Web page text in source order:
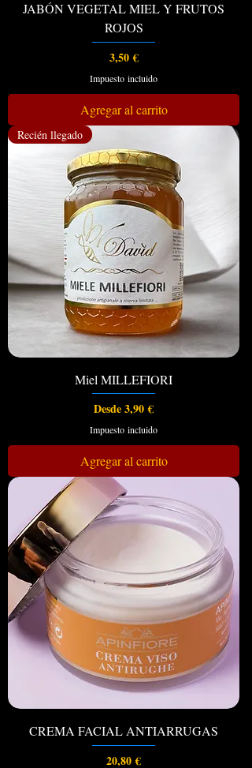
JABÓN VEGETAL MIEL Y FRUTOS
ROJOS
Precio
3,50 €
Impuesto incluido
Agregar al carrito
Recién llegado
Miel MILLEFIORI
Desde3,90 €
Precio de oferta
Impuesto incluido
Agregar al carrito
CREMA FACIAL ANTIARRUGAS
Precio
20,80 €